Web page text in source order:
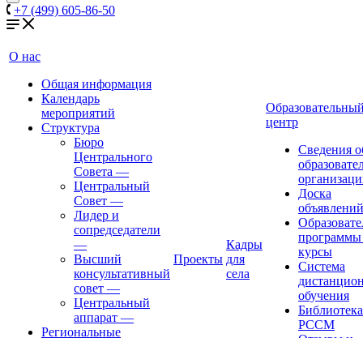
+7 (499) 605-86-50
О нас
Общая информация
Календарь
мероприятий
Структура
Бюро
Центрального
Совета —
Центральный
Совет —
Лидер и
сопредседатели
—
Высший
консультативный
совет —
Центральный
аппарат —
Региональные
Проекты
Кадры
для
села
центр
Сведения
Доска
объявлений
курсы
Система
обучения
Библиотека
РССМ